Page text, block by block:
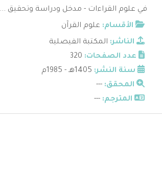
في علوم القراءات - مدخل ودراسة وتحقيق ...
الأقسام: علوم القرآن
الناشر: المكتبة الفيصلية
عدد الصفحات:
سنة النشر:
المحقق: ---
المترجم: ---